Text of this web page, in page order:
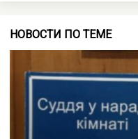
НОВОСТИ ПО ТЕМЕ